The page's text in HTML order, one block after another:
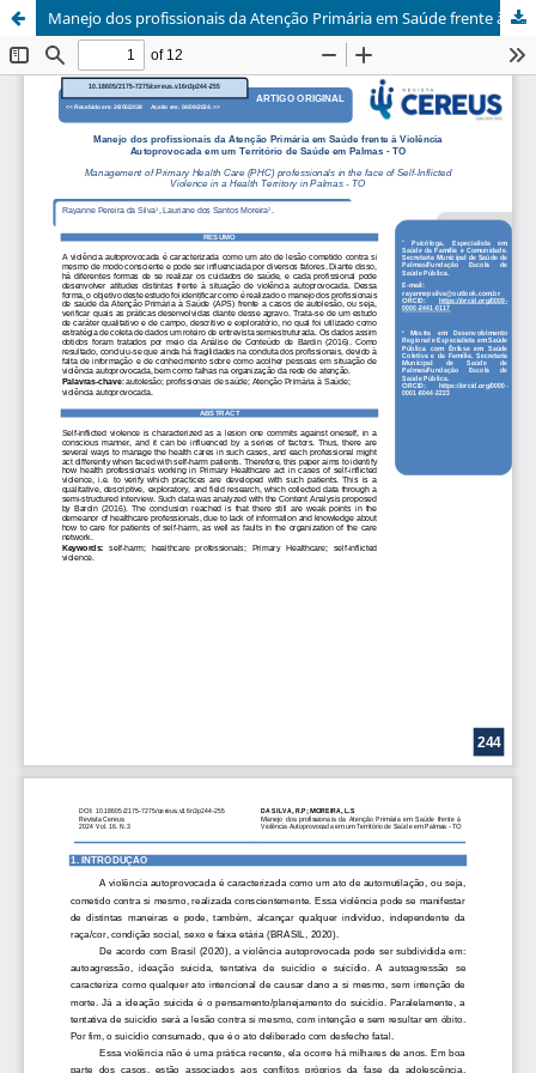
Manejo dos profissionais da Atenção Primária em Saúde frente à Violência Autoprovocada em um Território de Saúde em Palmas - TO.